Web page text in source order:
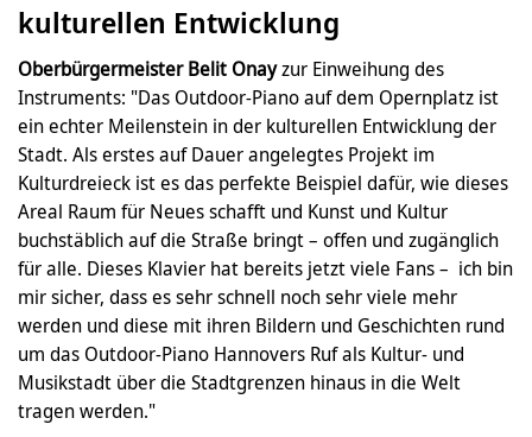
kulturellen Entwicklung
Oberbürgermeister Belit Onayzur Einweihung des
Instruments: "Das Outdoor-Piano auf dem Opernplatz ist
ein echter Meilenstein in der kulturellen Entwicklung der
Stadt. Als erstes auf Dauer angelegtes Projekt im
Kulturdreieck ist es das perfekte Beispiel dafür, wie dieses
Areal Raum für Neues schafft und Kunst und Kultur
buchstäblich auf die Straße bringt – offen und zugänglich
für alle. Dieses Klavier hat bereits jetzt viele Fans – ich bin
mir sicher, dass es sehr schnell noch sehr viele mehr
werden und diese mit ihren Bildern und Geschichten rund
um das Outdoor-Piano Hannovers Ruf als Kultur- und
Musikstadt über die Stadtgrenzen hinaus in die Welt
tragen werden."